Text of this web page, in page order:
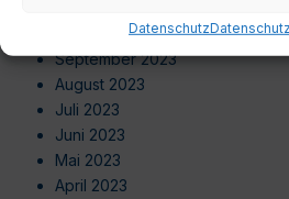
DatenschutzDatenschutz
Oktober 2023
September 2023
August 2023
Juli 2023
Juni 2023
Mai 2023
April 2023